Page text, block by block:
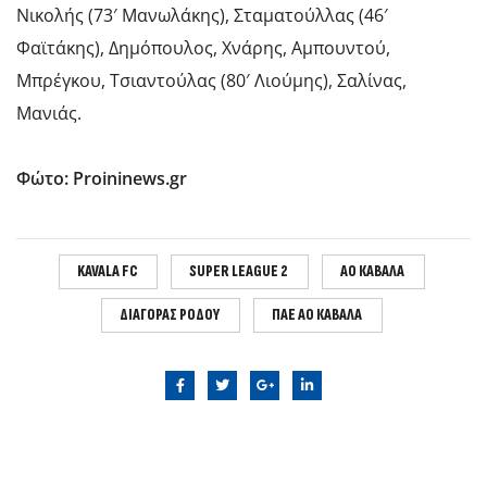
Νικολής (73′ Μανωλάκης), Σταματούλλας (46′
Φαϊτάκης), Δημόπουλος, Χνάρης, Αμπουντού,
Μπρέγκου, Τσιαντούλας (80′ Λιούμης), Σαλίνας,
Μανιάς.
Φώτο: Proininews.gr
KAVALA FC SUPER LEAGUE 2 ΑΟ ΚΑΒΑΛΑ
ΔΙΑΓΟΡΑΣ ΡΟΔΟΥ ΠΑΕ ΑΟ ΚΑΒΑΛΑ